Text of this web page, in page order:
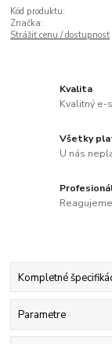
Kód produktu:
Značka:
Strážiť cenu / dostupnosť
Kvalita
Kvalitný e-
Všetky
U nás
Kompletné
Parametre